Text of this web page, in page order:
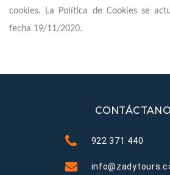
cookies. La Política de Cookies se
fecha 19/11/2020.
922 371 440